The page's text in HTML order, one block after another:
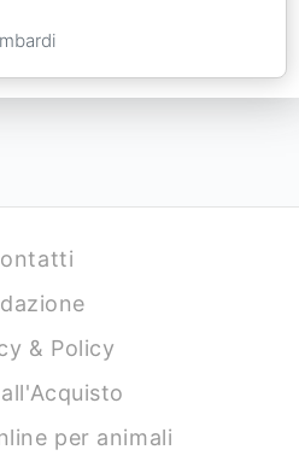
& Policy
per animali